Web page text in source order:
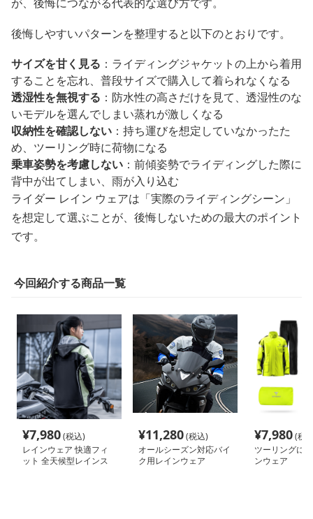
後悔しやすいパターンを整理すると以下のとおりです。
サイズを甘く見る ：ライディングジャケットの上から着用
することを忘れ、普段サイズで購入して着られなくなる
透湿性を無視する ：防水性の高さだけを見て、透湿性のな
いモデルを選んでしまい蒸れが激しくなる
収納性を確認しない ：持ち運びを想定していなかったた
め、ツーリング時に荷物になる
乗車姿勢を考慮しない ：前傾姿勢でライディングした際に
背中が出てしまい、雨が入り込む
ライダー レイン ウェアは「実際のライディングシーン」
を想定して選ぶことが、後悔しないための最大のポイント
です。
今回紹介する商品一覧
¥7,980(税込)
レインウェア 快適フィ
ット 全天候型レインス
¥11,280(税込)
オールシーズン対応バイ
ク用レインウェア
¥7,980(税
ツーリングに
ンウェア